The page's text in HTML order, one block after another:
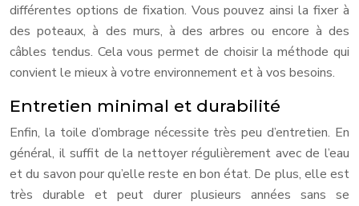
différentes options de fixation. Vous pouvez ainsi la fixer à
des poteaux, à des murs, à des arbres ou encore à des
câbles tendus. Cela vous permet de choisir la méthode qui
convient le mieux à votre environnement et à vos besoins.
Entretien minimal et durabilité
Enfin, la toile d’ombrage nécessite très peu d’entretien. En
général, il suffit de la nettoyer régulièrement avec de l’eau
et du savon pour qu’elle reste en bon état. De plus, elle est
très durable et peut durer plusieurs années sans se